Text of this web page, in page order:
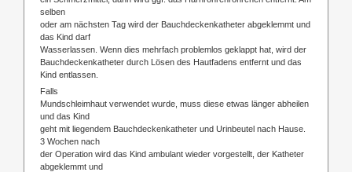
selben
oder am nächsten Tag wird der Bauchdeckenkatheter abgeklemmt und
das Kind darf
Wasserlassen. Wenn dies mehrfach problemlos geklappt hat, wird der
Bauchdeckenkatheter durch Lösen des Hautfadens entfernt und das
Kind entlassen.
Falls
Mundschleimhaut verwendet wurde, muss diese etwas länger abheilen
und das Kind
geht mit liegendem Bauchdeckenkatheter und Urinbeutel nach Hause.
3 Wochen nach
der Operation wird das Kind ambulant wieder vorgestellt, der Katheter
abgeklemmt und